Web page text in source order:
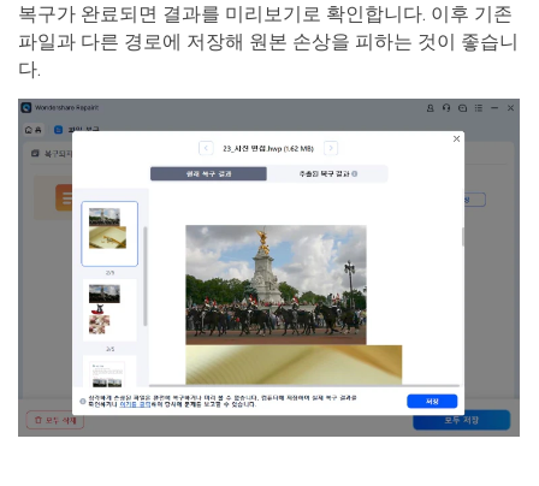
복구가 완료되면 결과를 미리보기로 확인합니다. 이후 기존
파일과 다른 경로에 저장해 원본 손상을 피하는 것이 좋습니
다.